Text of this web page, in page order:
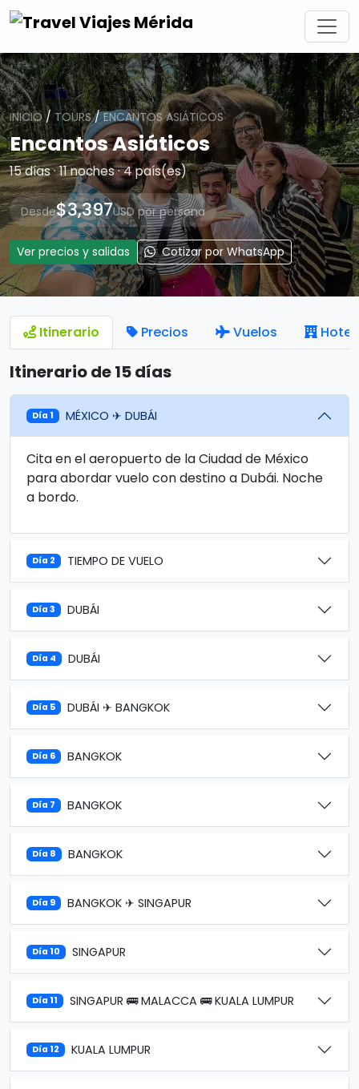
INICIO/TOURS/ENCANTOS ASIÁTICOS
Encantos Asiáticos
15 días · 11 noches · 4 país(es)
Desde$3,397USD por persona
Ver precios y salidas Cotizar por WhatsApp
Itinerario Precios Vuelos
Itinerario de 15 días
Día 1 MÉXICO ✈ DUBÁI
Cita en el aeropuerto de la Ciudad de México
para abordar vuelo con destino a Dubái. Noche
a bordo.
Día 2 TIEMPO DE VUELO
Día 3 DUBÁI
Día 4 DUBÁI
Día 5 DUBÁI ✈ BANGKOK
Día 6 BANGKOK
Día 7 BANGKOK
Día 8 BANGKOK
Día 9 BANGKOK ✈ SINGAPUR
Día 10 SINGAPUR
Día 11 SINGAPUR 🚌 MALACCA 🚌 KUALA LUMPUR
Día 12 KUALA LUMPUR